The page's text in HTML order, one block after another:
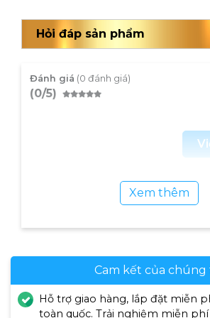
Hỏi đáp sản phẩm
Đánh giá (0 đánh giá)
(0/5)
Xem thêm
Cam kết của chúng
Hỗ trợ giao hàng, lắp đặt miễn
toàn quốc. Trải nghiệm miễn